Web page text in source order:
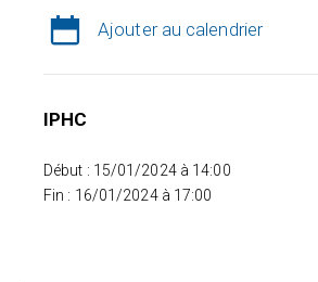
Ajouter au calendrier
IPHC
Début : 15/01/2024 à 14:00
Fin : 16/01/2024 à 17:00